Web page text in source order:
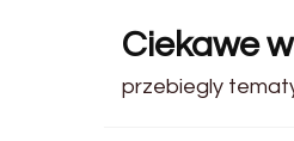
Ciekawe
przebiegly